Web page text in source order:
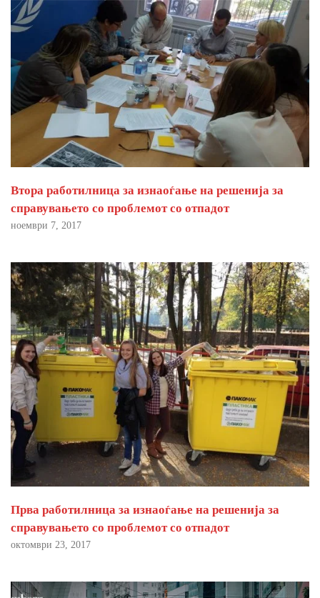
Втора работилница за изнаоѓање на решенија за
справувањето со проблемот со отпадот
ноември 7, 2017
Прва работилница за изнаоѓање на решенија за
справувањето со проблемот со отпадот
октомври 23, 2017